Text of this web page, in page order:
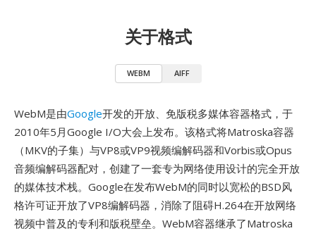
关于格式
WEBM AIFF
WebM是由Google开发的开放、免版税多媒体容器格式，于
2010年5月Google I/O大会上发布。该格式将Matroska容器
（MKV的子集）与VP8或VP9视频编解码器和Vorbis或Opus
音频编解码器配对，创建了一套专为网络使用设计的完全开放
的媒体技术栈。Google在发布WebM的同时以宽松的BSD风
格许可证开放了VP8编解码器，消除了阻碍H.264在开放网络
视频中普及的专利和版税壁垒。WebM容器继承了Matroska